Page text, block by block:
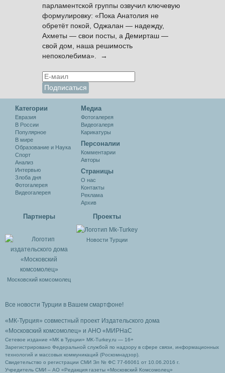
парламентской группы озвучил ключевую
формулировку: «Пока Анатолия не
обретёт покой, Оджалан — надежду,
Ахметы — свои посты, а Демирташ —
свой дом, наша решимость
непоколебима». →
Категории
Евразия
В России
Популярное
В мире
Образование и Наука
Спорт
Анализ
Интервью
Злоба дня
Фотогалерея
Видеогалерея
Медиа
Фотогалерея
Видеогалеря
Карикатуры
Персоналии
Комментарии
Авторы
Cтраницы
О нас
Контакты
Реклама
Архив
Партнеры
Московский комсомолец
Проекты
Новости Турции
Все новости Турции в Вашем смартфоне!
«МК-Турция» совместный проект Издательского дома
«Московский комсомолец» и АНО «МИРНаС
Сетевое издание «МК в Турции» MK-Turkey.ru — 16+
Зарегистрировано Федеральной службой по надзору в сфере связи, информационных
технологий и массовых коммуникаций (Роскомнадзор).
Свидетельство о регистрации СМИ Эл № ФС 77-66061 от 10.06.2016 г.
Учредитель СМИ – АО «Редакция газеты «Московский Комсомолец»